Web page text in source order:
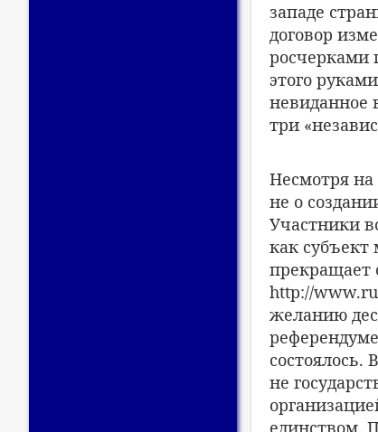
западе
договор
росчерками
этого
невиданное
три
Несмотря
не о
Участники
как субъект
прекращает
http://
желанию
состоялось.
не
единством.